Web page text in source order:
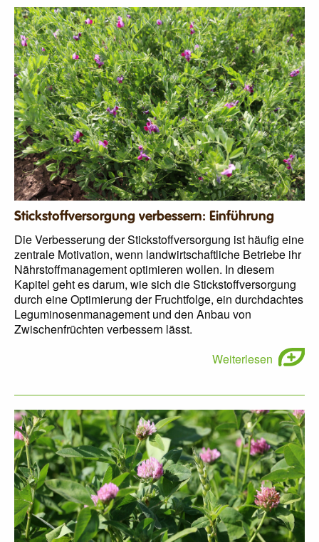
Stickstoffversorgung verbessern: Einführung
Die Verbesserung der Stickstoffversorgung ist häufig eine
zentrale Motivation, wenn landwirtschaftliche Betriebe ihr
Nährstoffmanagement optimieren wollen. In diesem
Kapitel geht es darum, wie sich die Stickstoffversorgung
durch eine Optimierung der Fruchtfolge, ein durchdachtes
Leguminosenmanagement und den Anbau von
Zwischenfrüchten verbessern lässt.
Weiterlesen